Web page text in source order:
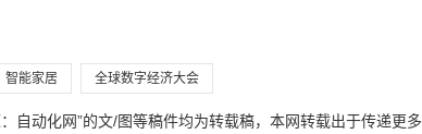
智能家居 全球数字经济大会
自动化网”的文/图等稿件均为转载稿，本网转载出于传递更